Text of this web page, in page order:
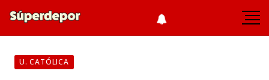
U. CATÓLICA